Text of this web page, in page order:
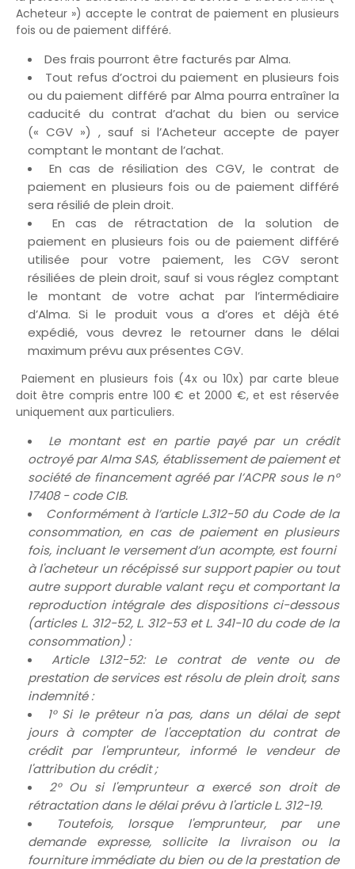
Acheteur ») accepte le contrat de paiement en plusieurs
fois ou de paiement différé.
Des frais pourront être facturés par Alma.
Tout refus d’octroi du paiement en plusieurs fois
ou du paiement différé par Alma pourra entraîner la
caducité du contrat d’achat du bien ou service
(« CGV ») , sauf si l’Acheteur accepte de payer
comptant le montant de l’achat.
En cas de résiliation des CGV, le contrat de
paiement en plusieurs fois ou de paiement différé
sera résilié de plein droit.
En cas de rétractation de la solution de
paiement en plusieurs fois ou de paiement différé
utilisée pour votre paiement, les CGV seront
résiliées de plein droit, sauf si vous réglez comptant
le montant de votre achat par l’intermédiaire
d’Alma. Si le produit vous a d’ores et déjà été
expédié, vous devrez le retourner dans le délai
maximum prévu aux présentes CGV.
Paiement en plusieurs fois (4x ou 10x) par carte bleue
doit être compris entre 100 € et 2000 €, et est réservée
uniquement aux particuliers.
Le montant est en partie payé par un crédit
octroyé par Alma SAS, établissement de paiement et
société de financement agréé par l’ACPR sous le n°
17408 - code CIB.
Conformément à l’article L.312-50 du Code de la
consommation, en cas de paiement en plusieurs
fois, incluant le versement d’un acompte, est fourni
à l'acheteur un récépissé sur support papier ou tout
autre support durable valant reçu et comportant la
reproduction intégrale des dispositions ci-dessous
(articles L. 312-52, L. 312-53 et L. 341-10 du code de la
consommation) :
Article L312-52: Le contrat de vente ou de
prestation de services est résolu de plein droit, sans
indemnité :
1° Si le prêteur n'a pas, dans un délai de sept
jours à compter de l'acceptation du contrat de
crédit par l'emprunteur, informé le vendeur de
l'attribution du crédit ;
2° Ou si l'emprunteur a exercé son droit de
rétractation dans le délai prévu à l'article L. 312-19.
Toutefois, lorsque l'emprunteur, par une
demande expresse, sollicite la livraison ou la
fourniture immédiate du bien ou de la prestation de